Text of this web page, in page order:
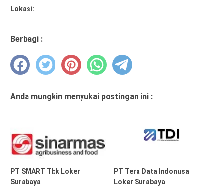
Lokasi:
Berbagi :
Anda mungkin menyukai postingan ini :
PT SMART Tbk Loker
Surabaya
PT Tera Data Indonusa
Loker Surabaya